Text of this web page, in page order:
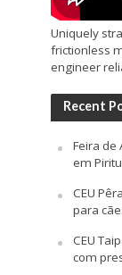
Uniquely
frictionless
engineer
Recent
Feira de
em
CEU
para
CEU
com